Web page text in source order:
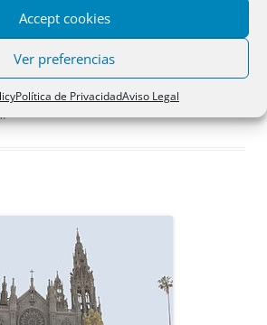
Accept cookies
Ver preferencias
Política de PrivacidadAviso Legal
Artículos Doctrina
fideicomiso de residuo
13 diciembre 2023,subrogacion real
.